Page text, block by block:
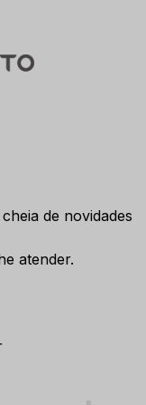
de novidades
atender.